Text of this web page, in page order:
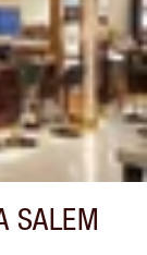
SALEM